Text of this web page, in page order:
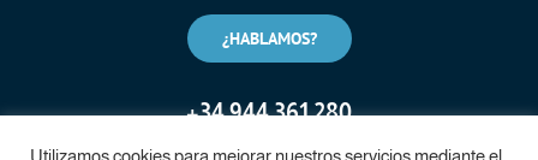
¿HABLAMOS?
+34 944 361 280